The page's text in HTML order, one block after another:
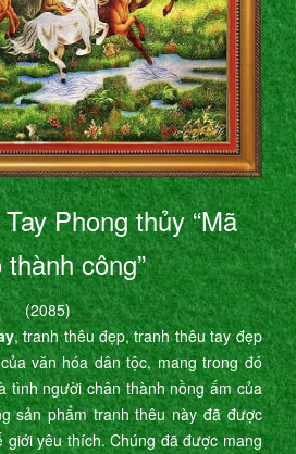
Phong thủy “Mã
thành công”
(2085)
, tranh thêu đẹp, tranh thêu tay đẹp
văn hóa dân tộc, mang trong đó
tình người chân thành nồng ấm của
sản phẩm tranh thêu này đã được
giới yêu thích. Chúng đã được mang